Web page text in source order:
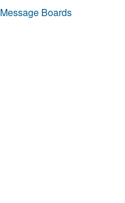
Message Boards